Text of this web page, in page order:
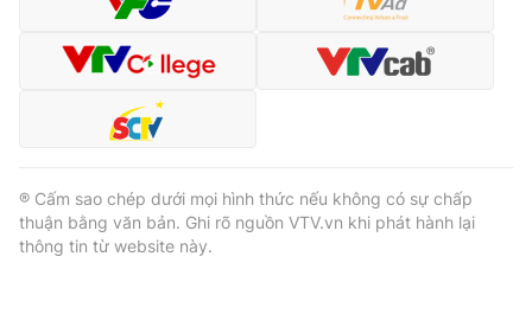
® Cấm sao chép dưới mọi hình thức nếu không có sự chấp
thuận bằng văn bản. Ghi rõ nguồn VTV.vn khi phát hành lại
thông tin từ website này.